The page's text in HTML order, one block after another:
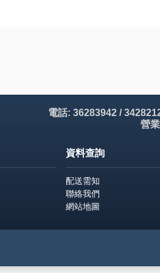
電話: 36283942 /
營
資料查詢
配送需知
聯絡我們
網站地圖